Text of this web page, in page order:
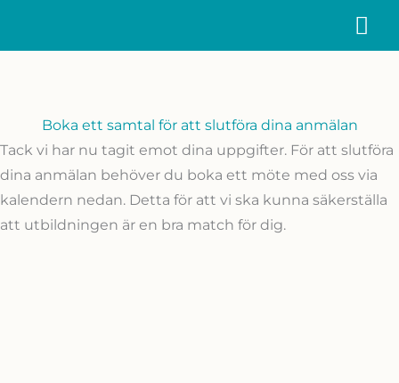
Boka ett samtal för att slutföra dina anmälan
Tack vi har nu tagit emot dina uppgifter. För att slutföra
dina anmälan behöver du boka ett möte med oss via
kalendern nedan. Detta för att vi ska kunna säkerställa
att utbildningen är en bra match för dig.